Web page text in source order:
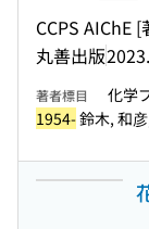
CCPS AIChE
丸善出版
著者標目 化学
1954-鈴木, 和